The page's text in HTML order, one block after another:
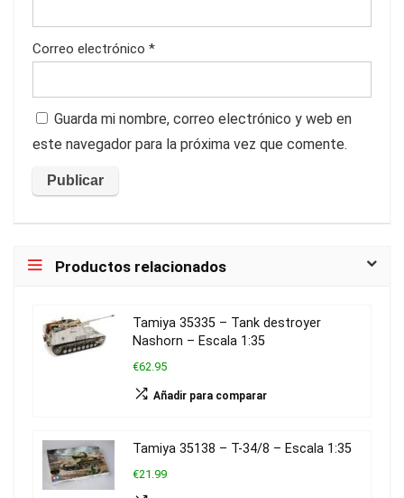
Correo electrónico *
Guarda mi nombre, correo electrónico y web en
este navegador para la próxima vez que comente.
Productos relacionados
Tamiya 35335 – Tank destroyer
Nashorn – Escala 1:35
€62.95
Añadir para comparar
Tamiya 35138 – T-34/8 – Escala 1:35
€21.99